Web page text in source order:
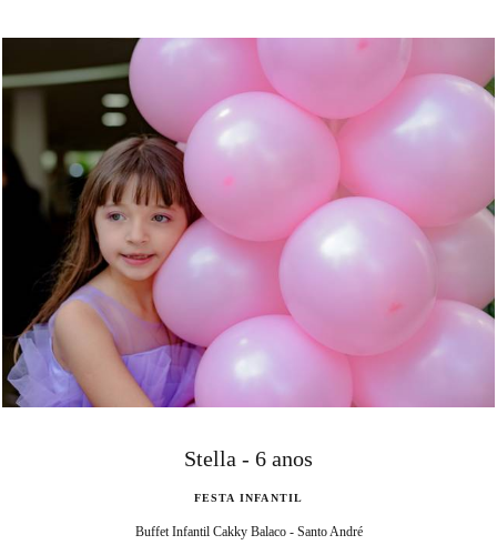
Stella - 6 anos
FESTA INFANTIL
Buffet Infantil Cakky Balaco - Santo André